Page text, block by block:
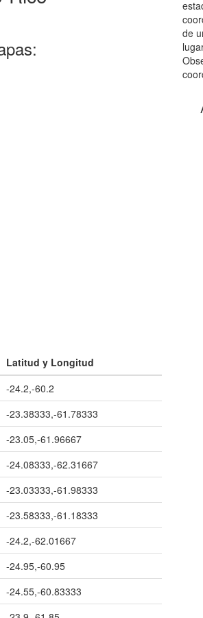
Latitud y Longitud
-24.2,-60.2
-23.38333,-61.78333
-23.05,-61.96667
-24.08333,-62.31667
-23.03333,-61.98333
-23.58333,-61.18333
-24.2,-62.01667
-24.95,-60.95
-24.55,-60.83333
de